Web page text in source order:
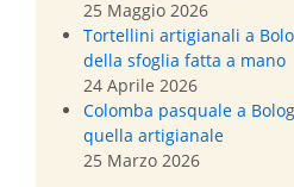
25 Maggio 2026
Tortellini artigianali a
della sfoglia fatta a mano
24 Aprile 2026
Colomba pasquale a
quella artigianale
25 Marzo 2026